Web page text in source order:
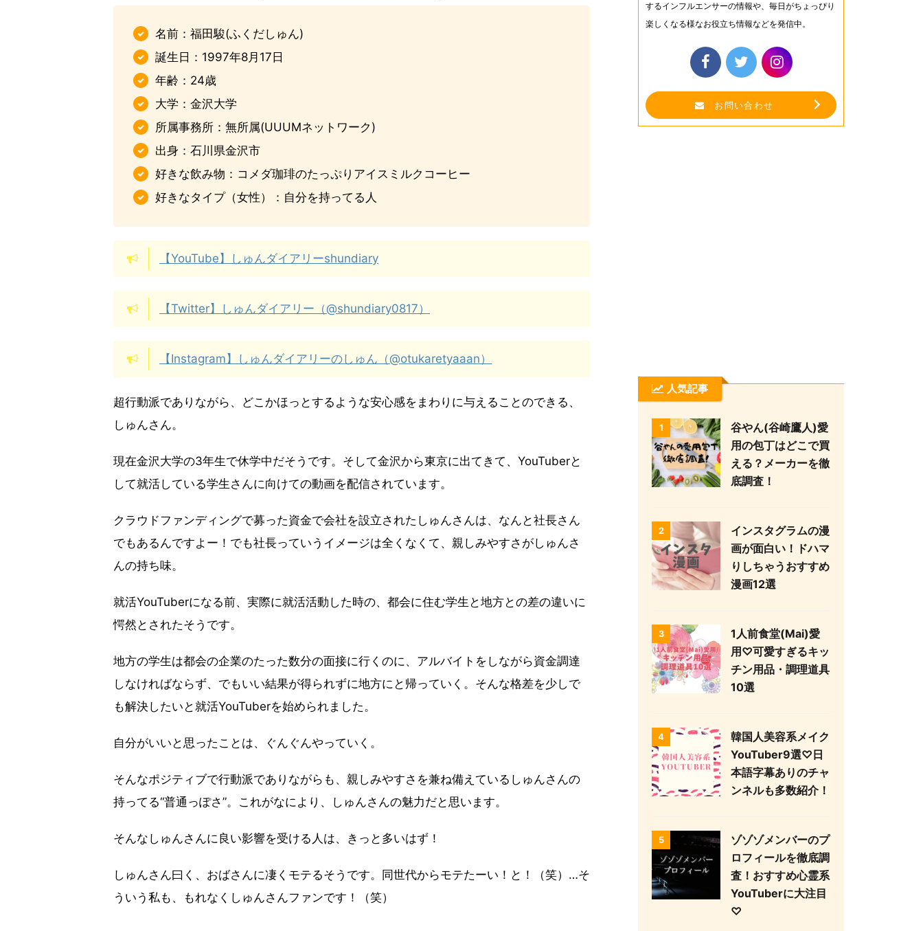
名前：福田駿(ふくだしゅん)
誕生日：1997年8月17日
年齢：24歳
大学：金沢大学
所属事務所：無所属(UUUMネットワーク)
出身：石川県金沢市
好きな飲み物：コメダ珈琲のたっぷりアイスミルクコーヒー
好きなタイプ（女性）：自分を持ってる人
【YouTube】しゅんダイアリーshundiary
【Twitter】しゅんダイアリー（@shundiary0817）
【Instagram】しゅんダイアリーのしゅん（@otukaretyaaan）
超行動派でありながら、どこかほっとするような安心感をまわりに与えることのできる、
しゅんさん。
現在金沢大学の3年生で休学中だそうです。そして金沢から東京に出てきて、YouTuberと
して就活している学生さんに向けての動画を配信されています。
クラウドファンディングで募った資金で会社を設立されたしゅんさんは、なんと社長さん
でもあるんですよー！でも社長っていうイメージは全くなくて、親しみやすさがしゅんさ
んの持ち味。
就活YouTuberになる前、実際に就活活動した時の、都会に住む学生と地方との差の違いに
愕然とされたそうです。
地方の学生は都会の企業のたった数分の面接に行くのに、アルバイトをしながら資金調達
しなければならず、でもいい結果が得られずに地方にと帰っていく。そんな格差を少しで
も解決したいと就活YouTuberを始められました。
自分がいいと思ったことは、ぐんぐんやっていく。
そんなポジティブで行動派でありながらも、親しみやすさを兼ね備えているしゅんさんの
持ってる“普通っぽさ”。これがなにより、しゅんさんの魅力だと思います。
そんなしゅんさんに良い影響を受ける人は、きっと多いはず！
しゅんさん曰く、おばさんに凄くモテるそうです。同世代からモテたーい！と！（笑）…そ
ういう私も、もれなくしゅんさんファンです！（笑）
するインフルエンサーの情報や、毎日がちょっぴり
楽しくなる様なお役立ち情報などを発信中。
お問い合わせ
人気記事
1
谷やん(谷崎鷹人)愛
用の包丁はどこで買
える？メーカーを徹
底調査！
2
インスタグラムの漫
画が面白い！ドハマ
りしちゃうおすすめ
漫画12選
3
1人前食堂(Mai)愛
用♡可愛すぎるキッ
チン用品・調理道具
10選
4
韓国人美容系メイク
YouTuber9選♡日
本語字幕ありのチャ
ンネルも多数紹介！
5
ゾゾゾメンバーのプ
ロフィールを徹底調
査！おすすめ心霊系
YouTuberに大注目
♡